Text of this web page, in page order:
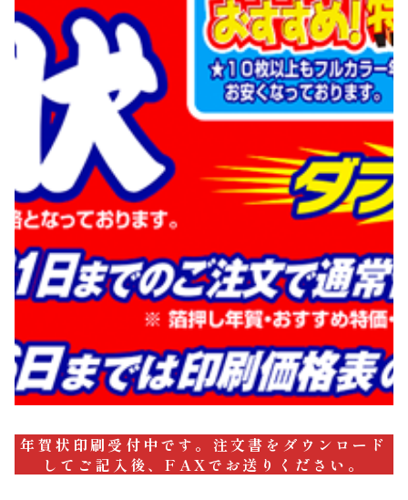
年賀状印刷受付中です。注文書をダウンロード
してご記入後、FAXでお送りください。